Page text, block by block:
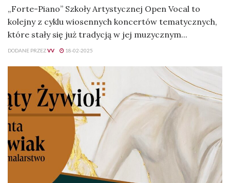
„Forte-Piano” Szkoły Artystycznej Open Vocal to
kolejny z cyklu wiosennych koncertów tematycznych,
które stały się już tradycją w jej muzycznym...
DODANE PRZEZVV 18-02-2025